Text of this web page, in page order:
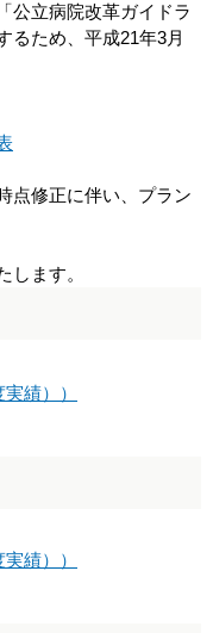
公立病院改革ガイドラ
るため、平成21年3月
点修正に伴い、プラン
します。
績））
績））